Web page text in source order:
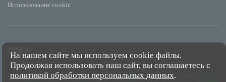
Использование cookie
*Обращаем Ваше внимание на то, что данный интернет-сайт носит исключительно
информационный характер и ни при каких условиях не является публичной офертой,
На нашем сайте мы используем cookie файлы.
Продолжая использовать наш сайт, вы соглашаетесь с
политикой обработки персональных данных.